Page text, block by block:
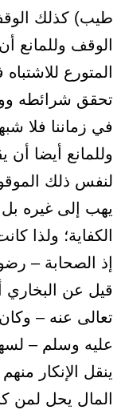
طيب) كذلك
الوقف وللمانع
المتورع
تحقق شرائطه
في زماننا فلا
وللمانع أيضا
لنفس ذلك
يهب إلى غيره
الكفاية؛ ولذا
إذ الصحابة –
قيل عن
تعالى عنه –
عليه وسلم –
ينقل الإنكار
المال يحل لمن